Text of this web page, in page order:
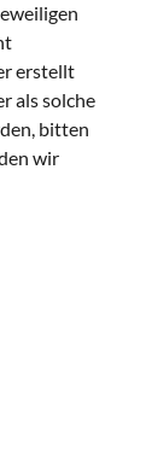
erstellt
als solche
bitten
wir